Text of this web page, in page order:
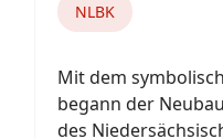
NLBK
Mit dem
begann der
des